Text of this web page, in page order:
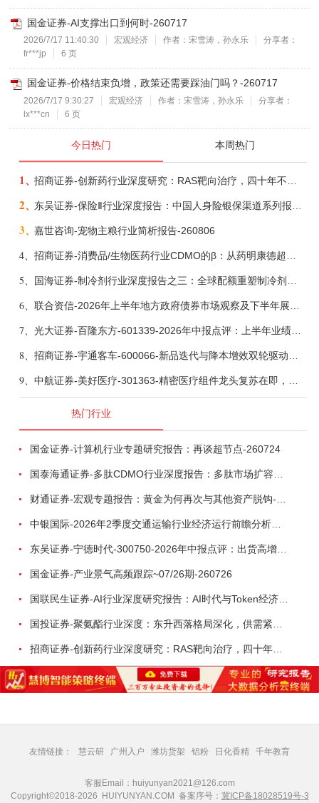
国金证券-AI支撑出口到何时-260717
2026/7/17 11:40:30 宏观经济 作者：宋雪涛，孙永乐
分享者：
fr***jp
6 页
国金证券-价格结束负增，政策还需要踩油门吗？-260717
2026/7/17 9:30:27 宏观经济 作者：宋雪涛，孙永乐
分享者：
lx***cn
6 页
今日热门 本周热门
1、
2、
3、嘉世咨询-宠物主粮行业简析报告-260806
4、
5、
6、
7、 光大证券-百隆东方-601339-2026年中报点评：上半年业绩表现高增，国内外产能均有亮眼表现-260807
8、
9、
热门行业
国金证券-计算机行业专题研究报告：再谈超节点-260724
中银国际-2026年2季度交通运输行业经济运行前瞻分析：地缘冲突致航运和航空景气度分化，交通基础设施板块总体呈现稳健特征-260724
东吴证券-宁德时代-300750-2026年中报点评：出货高增业绩稳健，回购彰显龙头信心-260726
国金证券-产业景气高频跟踪~07/26期-260726
国联民生证券-AI行业深度研究报告：AI时代与Token经济，从技术符号到数字石油-260801
招商证券-创新药行业深度研究：RAS靶向治疗，四十年不可成药的终结，与终结之后的治疗格局演化-260805
友情链接： 慧云研 广州入户 潍坊货架 铝粉 日化香精 千年教育
客服Email：huiyunyan2021@126.com
Copyright©2018-2026 HUIYUNYAN.COM 备案序号： 冀ICP备18028519号-3